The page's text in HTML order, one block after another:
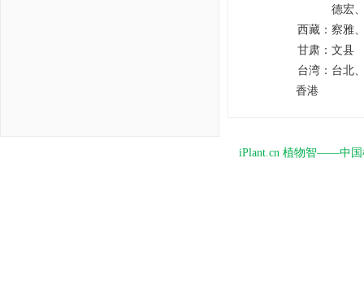
德宏
西藏： 察雅
甘肃： 文县
台湾： 台北
香港
iPlant.cn 植物智——中国